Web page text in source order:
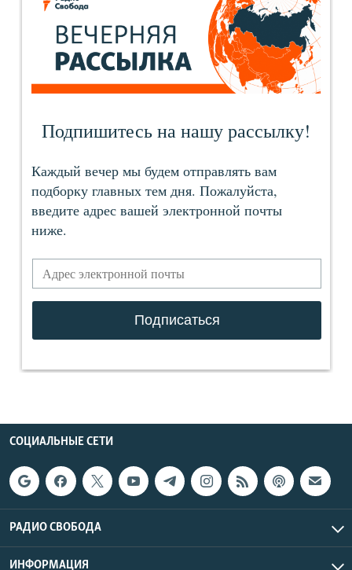
СОЦИАЛЬНЫЕ СЕТИ
РАДИО СВОБОДА
ИНФОРМАЦИЯ